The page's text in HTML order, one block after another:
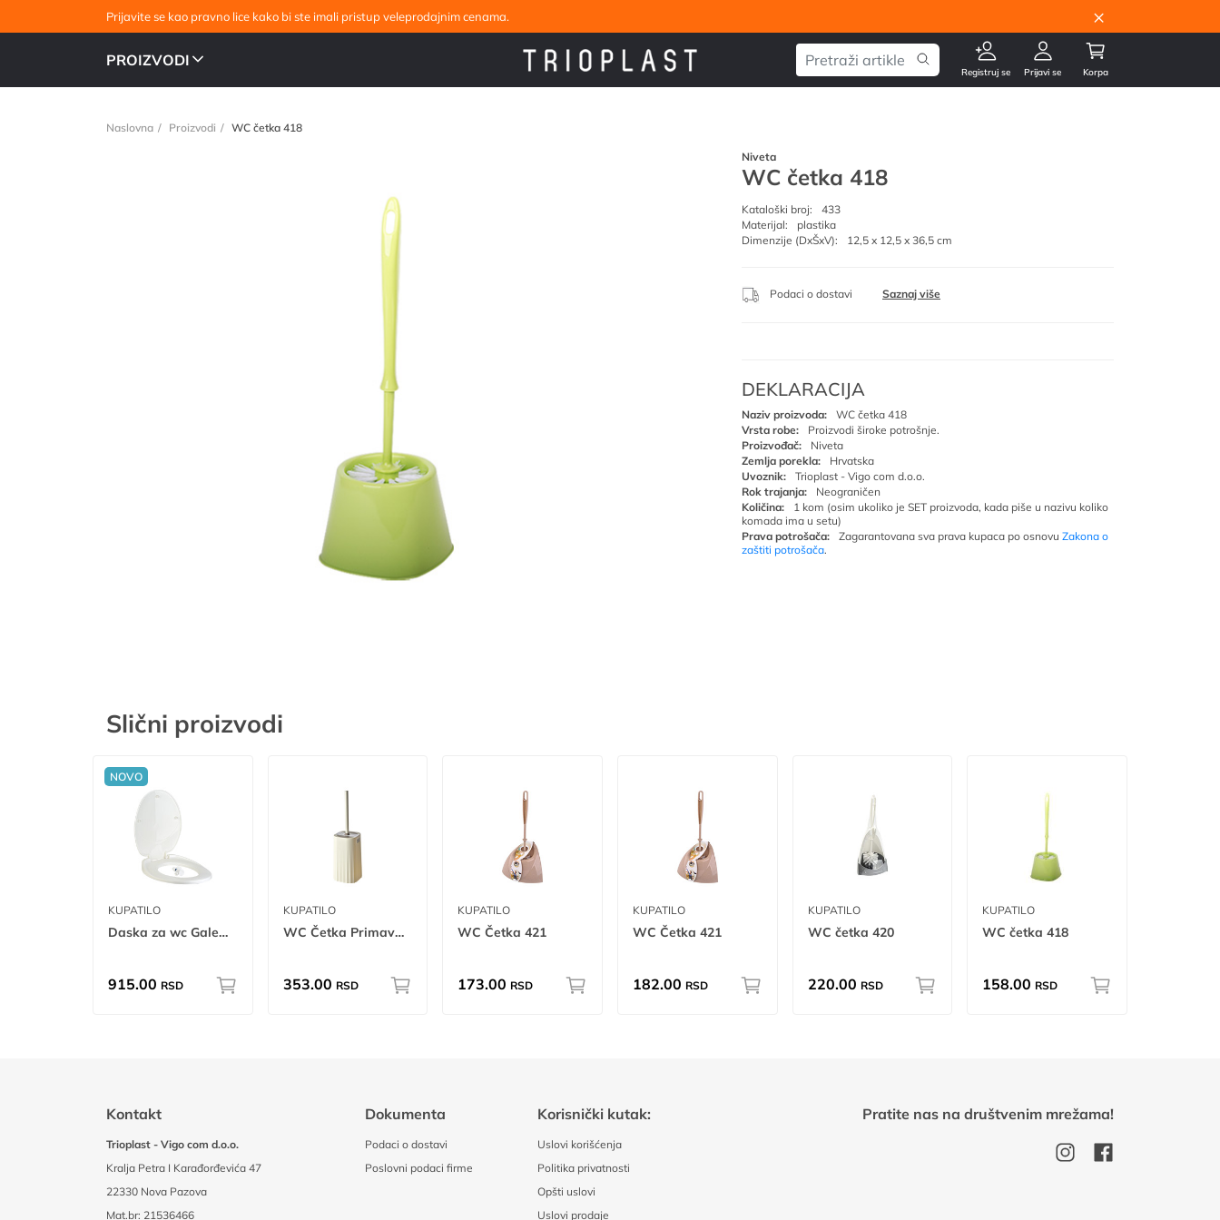
Prijavite se kao pravno lice kako bi ste imali pristup veleprodajnim cenama. ×
PROIZVODI
Registruj se Prijavi se Korpa
Naslovna Proizvodi WC četka 418
Niveta
WC četka 418
Kataloški broj:
433
Materijal:
plastika
Dimenzije (DxŠxV):
12,5 x 12,5 x 36,5 cm
Podaci o dostavi Saznaj više
DEKLARACIJA
Naziv proizvoda:
WC četka 418
Vrsta robe:
Proizvodi široke potrošnje.
Proizvođač:
Niveta
Zemlja porekla:
Hrvatska
Uvoznik:
Trioplast - Vigo com d.o.o.
Rok trajanja:
Neograničen
Količina:
1 kom (osim ukoliko je SET proizvoda, kada piše u nazivu koliko
komada ima u setu)
Prava potrošača:
Zagarantovana sva prava kupaca po osnovu Zakona o
zaštiti potrošača.
Slični proizvodi
NOVO
KUPATILO
Daska za wc Galenika
915.00 RSD
KUPATILO
WC Četka Primavera mis
353.00 RSD
KUPATILO
WC Četka 421
173.00 RSD
KUPATILO
WC Četka 421
182.00 RSD
KUPATILO
WC četka 420
220.00 RSD
KUPATILO
WC četka 418
158.00 RSD
Kontakt
Trioplast - Vigo com d.o.o.
Kralja Petra I Karađorđevića 47
22330 Nova Pazova
Mat.br: 21536466
Dokumenta
Podaci o dostavi
Poslovni podaci firme
Korisnički kutak:
Uslovi korišćenja
Politika privatnosti
Opšti uslovi
Uslovi prodaje
Pratite nas na društvenim mrežama!